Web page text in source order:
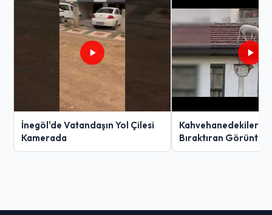
İnegöl'de Vatandaşın Yol Çilesi
Kamerada
Kahvehanedekiler
Bıraktıran Görüntü!